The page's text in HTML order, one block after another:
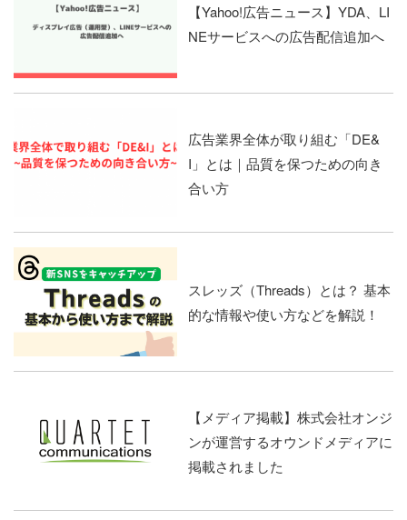
【Yahoo!広告ニュース】YDA、LI
NEサービスへの広告配信追加へ
広告業界全体が取り組む「DE&
I」とは｜品質を保つための向き
合い方
スレッズ（Threads）とは？ 基本
的な情報や使い方などを解説！
【メディア掲載】株式会社オンジ
ンが運営するオウンドメディアに
掲載されました